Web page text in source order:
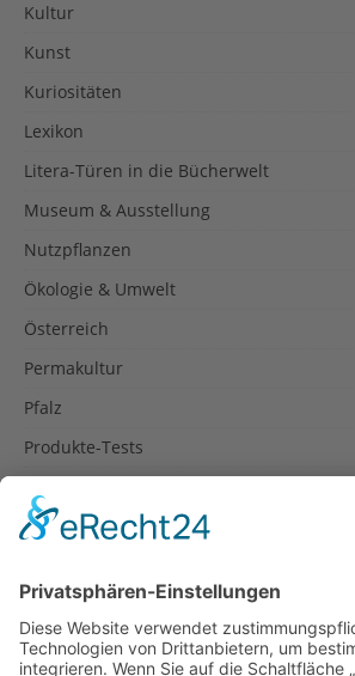
Kultur
Kunst
Kuriositäten
Lexikon
Litera-Türen in die Bücherwelt
Museum & Ausstellung
Nutzpflanzen
Ökologie & Umwelt
Österreich
Permakultur
Pfalz
Produkte-Tests
Rezepte
Spanien
Südtirol